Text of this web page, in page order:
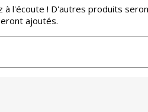
à l'écoute ! D'autres produits
ajoutés.